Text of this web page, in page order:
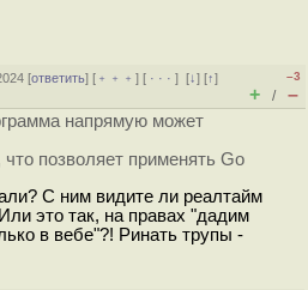
[ответить] [ ﹢﹢﹢] [ · · ·][↓] [↑]
–3
+ / –
напрямую может
позволяет применять Go
С ним видите ли реалтайм
это так, на правах "дадим
в вебе"?! Ринать трупы -